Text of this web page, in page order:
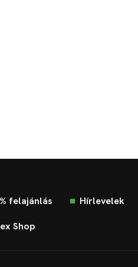
felajánlás Hírlevelek
Shop